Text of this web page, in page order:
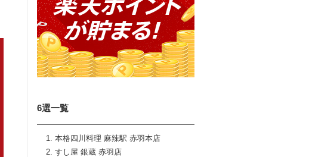
6選一覧
本格四川料理 麻辣駅 赤羽本店
すし屋 銀蔵 赤羽店